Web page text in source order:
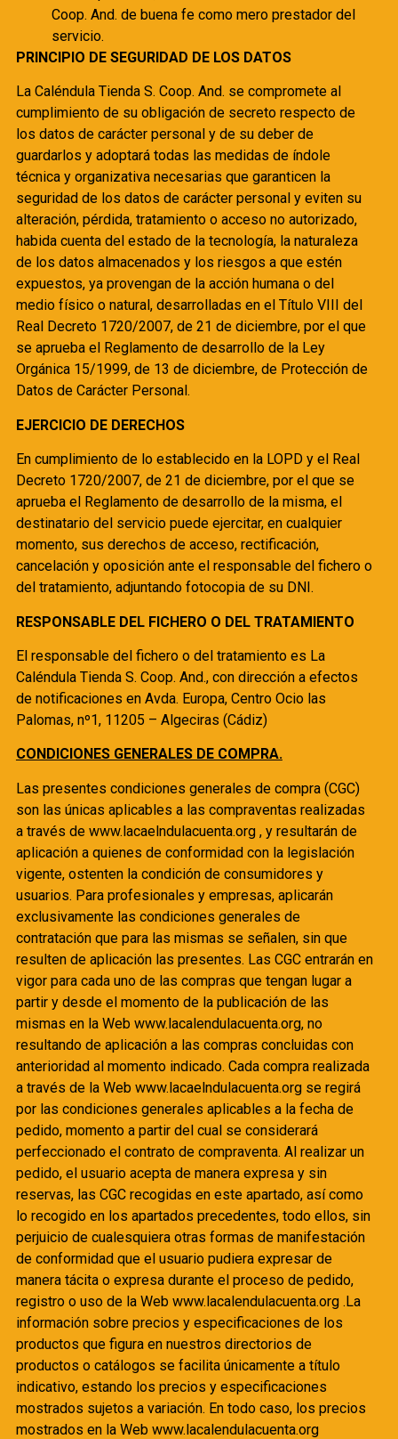
Coop. And. de buena fe como mero prestador del
servicio.
PRINCIPIO DE SEGURIDAD DE LOS DATOS
La Caléndula Tienda S. Coop. And. se compromete al
cumplimiento de su obligación de secreto respecto de
los datos de carácter personal y de su deber de
guardarlos y adoptará todas las medidas de índole
técnica y organizativa necesarias que garanticen la
seguridad de los datos de carácter personal y eviten su
alteración, pérdida, tratamiento o acceso no autorizado,
habida cuenta del estado de la tecnología, la naturaleza
de los datos almacenados y los riesgos a que estén
expuestos, ya provengan de la acción humana o del
medio físico o natural, desarrolladas en el Título VIII del
Real Decreto 1720/2007, de 21 de diciembre, por el que
se aprueba el Reglamento de desarrollo de la Ley
Orgánica 15/1999, de 13 de diciembre, de Protección de
Datos de Carácter Personal.
EJERCICIO DE DERECHOS
En cumplimiento de lo establecido en la LOPD y el Real
Decreto 1720/2007, de 21 de diciembre, por el que se
aprueba el Reglamento de desarrollo de la misma, el
destinatario del servicio puede ejercitar, en cualquier
momento, sus derechos de acceso, rectificación,
cancelación y oposición ante el responsable del fichero o
del tratamiento, adjuntando fotocopia de su DNI.
RESPONSABLE DEL FICHERO O DEL TRATAMIENTO
El responsable del fichero o del tratamiento es La
Caléndula Tienda S. Coop. And., con dirección a efectos
de notificaciones en Avda. Europa, Centro Ocio las
Palomas, nº1, 11205 – Algeciras (Cádiz)
CONDICIONES GENERALES DE COMPRA.
Las presentes condiciones generales de compra (CGC)
son las únicas aplicables a las compraventas realizadas
a través de www.lacaelndulacuenta.org , y resultarán de
aplicación a quienes de conformidad con la legislación
vigente, ostenten la condición de consumidores y
usuarios. Para profesionales y empresas, aplicarán
exclusivamente las condiciones generales de
contratación que para las mismas se señalen, sin que
resulten de aplicación las presentes. Las CGC entrarán en
vigor para cada uno de las compras que tengan lugar a
partir y desde el momento de la publicación de las
mismas en la Web www.lacalendulacuenta.org, no
resultando de aplicación a las compras concluidas con
anterioridad al momento indicado. Cada compra realizada
a través de la Web www.lacaelndulacuenta.org se regirá
por las condiciones generales aplicables a la fecha de
pedido, momento a partir del cual se considerará
perfeccionado el contrato de compraventa. Al realizar un
pedido, el usuario acepta de manera expresa y sin
reservas, las CGC recogidas en este apartado, así como
lo recogido en los apartados precedentes, todo ellos, sin
perjuicio de cualesquiera otras formas de manifestación
de conformidad que el usuario pudiera expresar de
manera tácita o expresa durante el proceso de pedido,
registro o uso de la Web www.lacalendulacuenta.org .La
información sobre precios y especificaciones de los
productos que figura en nuestros directorios de
productos o catálogos se facilita únicamente a título
indicativo, estando los precios y especificaciones
mostrados sujetos a variación. En todo caso, los precios
mostrados en la Web www.lacalendulacuenta.org